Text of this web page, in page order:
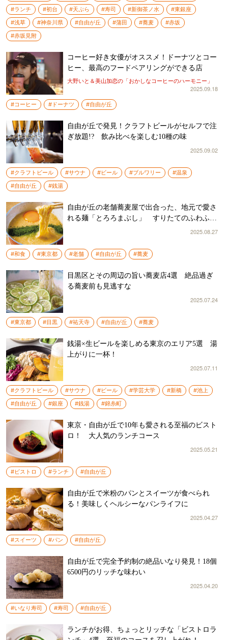
#ランチ
#初台 #天ぷら #寿司 #新御茶ノ水
#東銀座
#浅草
#神奈川県 #自由が丘 #蒲田 #蕎麦
#赤坂
#赤坂見附
コーヒー好き女優がオススメ！ドーナツとコー
ヒー、最高のフードペアリングができる店
大野いと＆美山加恋の「おかしなコーヒーのハーモニー」
2025.09.18
#コーヒー #ドーナツ #自由が丘
自由が丘で発見！クラフトビールがセルフで注
ぎ放題!? 飲み比べを楽しむ10種の味
2025.09.02
#クラフトビール #サウナ #ビール #ブルワリー
#温泉
#自由が丘
#銭湯
自由が丘の老舗蕎麦屋で出合った、地元で愛さ
れる麺「とろろまぶし」 すりたてのふわふわ
のとろろが蕎麦と絡み合い格別な味わいだった
2025.08.27
#和食 #東京都 #老舗 #自由が丘 #蕎麦
目黒区とその周辺の旨い蕎麦店4選 絶品過ぎ
る蕎麦前も見逃すな
2025.07.24
#東京都 #目黒 #祐天寺 #自由が丘 #蕎麦
銭湯×生ビールを楽しめる東京のエリア5選 湯
上がりに一杯！
2025.07.11
#クラフトビール #サウナ #ビール #学芸大学 #新橋
#池上
#自由が丘
#銀座 #銭湯 #錦糸町
東京・自由が丘で10年も愛される至福のビスト
ロ！ 大人気のランチコース
2025.05.21
#ビストロ #ランチ #自由が丘
自由が丘で米粉のパンとスイーツが食べられ
る！美味しくヘルシーなパンライフに
2025.04.27
#スイーツ #パン #自由が丘
自由が丘で完全予約制の絶品いなり発見！18個
6500円のリッチな味わい
2025.04.20
#いなり寿司 #寿司 #自由が丘
ランチがお得、ちょっとリッチな「ビストロラ